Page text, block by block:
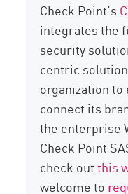
Check Point’s
integrates the
security
centric
organization to
connect its
the enterprise
Check Point
check outthis
welcome to